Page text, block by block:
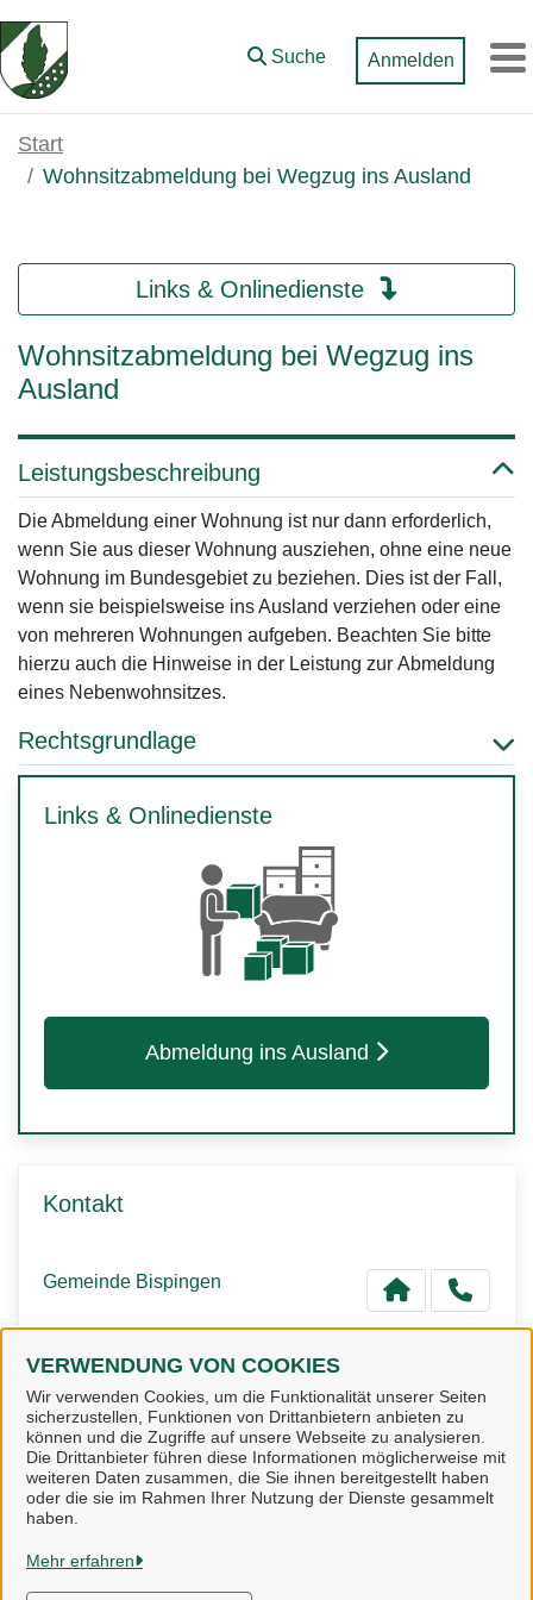
Zum Hauptinhalt springen
VERWENDUNG VON COOKIES
Wir verwenden Cookies, um die Funktionalität unserer Seiten
sicherzustellen, Funktionen von Drittanbietern anbieten zu
können und die Zugriffe auf unsere Webseite zu analysieren.
Die Drittanbieter führen diese Informationen möglicherweise mit
weiteren Daten zusammen, die Sie ihnen bereitgestellt haben
oder die sie im Rahmen Ihrer Nutzung der Dienste gesammelt
haben.
Mehr erfahren
Suche Anmelden
Start
Wohnsitzabmeldung bei Wegzug ins Ausland
Links & Onlinedienste
Wohnsitzabmeldung bei Wegzug ins
Ausland
Leistungsbeschreibung
Die Abmeldung einer Wohnung ist nur dann erforderlich,
wenn Sie aus dieser Wohnung ausziehen, ohne eine neue
Wohnung im Bundesgebiet zu beziehen. Dies ist der Fall,
wenn sie beispielsweise ins Ausland verziehen oder eine
von mehreren Wohnungen aufgeben. Beachten Sie bitte
hierzu auch die Hinweise in der Leistung zur Abmeldung
eines Nebenwohnsitzes.
Rechtsgrundlage
Links & Onlinedienste
Abmeldung ins Ausland
Kontakt
Gemeinde Bispingen
Gemeinde Bispingen - Bürgerservice
Gemeinde Bispingen